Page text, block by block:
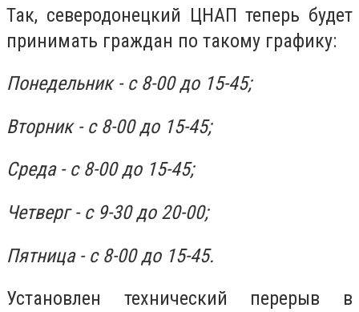
Так, северодонецкий ЦНАП теперь будет
принимать граждан по такому графику:
Понедельник - с 8-00 до 15-45;
Вторник - с 8-00 до 15-45;
Среда - с 8-00 до 15-45;
Четверг - с 9-30 до 20-00;
Пятница - с 8-00 до 15-45.
Установлен технический перерыв в